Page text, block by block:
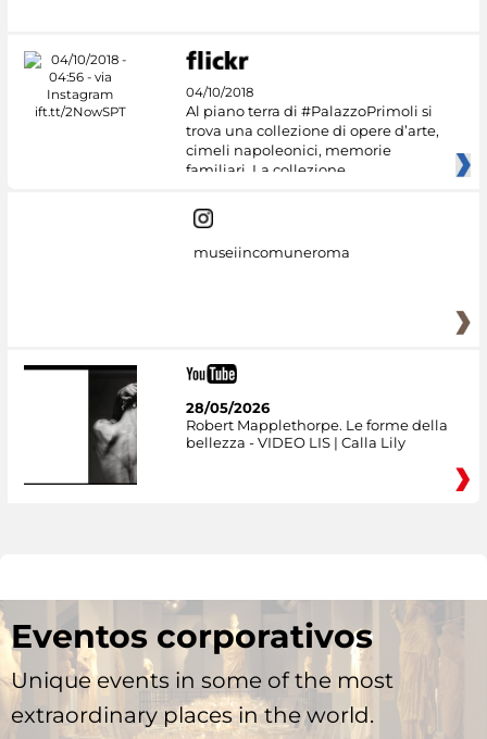
04/10/2018
Al piano terra di #PalazzoPrimoli si
trova una collezione di opere d’arte,
cimeli napoleonici, memorie
familiari. La collezione
museiincomuneroma
28/05/2026
Robert Mapplethorpe. Le forme della
bellezza - VIDEO LIS | Calla Lily
Eventos corporativos
Unique events in some of the most
extraordinary places in the world.